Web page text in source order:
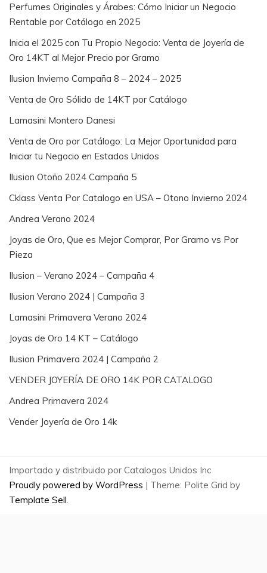
Perfumes Originales y Árabes: Cómo Iniciar un Negocio
Rentable por Catálogo en 2025
Inicia el 2025 con Tu Propio Negocio: Venta de Joyería de
Oro 14KT al Mejor Precio por Gramo
Ilusion Invierno Campaña 8 – 2024 – 2025
Venta de Oro Sólido de 14KT por Catálogo
Lamasini Montero Danesi
Venta de Oro por Catálogo: La Mejor Oportunidad para
Iniciar tu Negocio en Estados Unidos
Ilusion Otoño 2024 Campaña 5
Cklass Venta Por Catalogo en USA – Otono Invierno 2024
Andrea Verano 2024
Joyas de Oro, Que es Mejor Comprar, Por Gramo vs Por
Pieza
Ilusion – Verano 2024 – Campaña 4
Ilusion Verano 2024 | Campaña 3
Lamasini Primavera Verano 2024
Joyas de Oro 14 KT – Catálogo
Ilusion Primavera 2024 | Campaña 2
VENDER JOYERÍA DE ORO 14K POR CATALOGO
Andrea Primavera 2024
Vender Joyería de Oro 14k
Importado y distribuido por Catalogos Unidos Inc
Proudly powered by WordPress | Theme: Polite Grid by
Template Sell